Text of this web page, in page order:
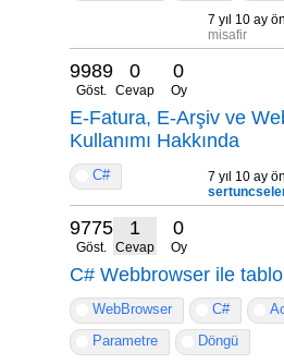
7 yıl 10 ay
misafir
9989
Göst.
0
Cevap
0
Oy
E-Fatura, E-Arşiv ve
Kullanımı Hakkında
C#
7 yıl 10 ay
9775
Göst.
1
Cevap
0
Oy
C# Webbrowser ile
WebBrowser C#
Parametre
Döngü